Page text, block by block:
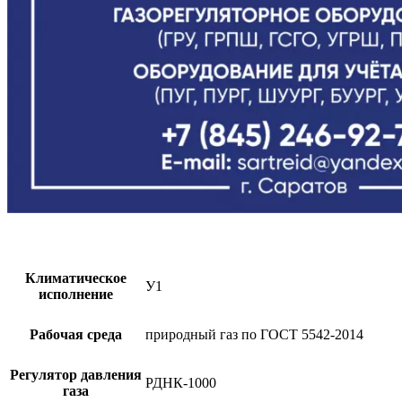
Климатическое
исполнение
У1
Рабочая среда природный газ по ГОСТ 5542-2014
Регулятор давления
газа
РДНК-1000